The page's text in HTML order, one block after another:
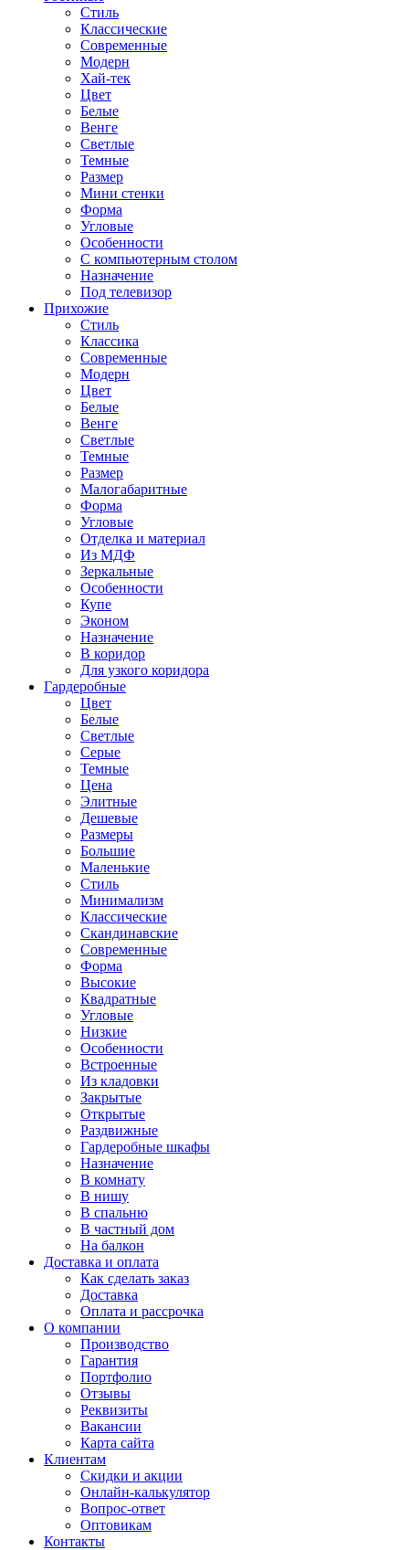
Стиль
Классические
Современные
Модерн
Хай-тек
Цвет
Белые
Венге
Светлые
Темные
Размер
Мини стенки
Форма
Угловые
Особенности
С компьютерным столом
Назначение
Под телевизор
Прихожие
Стиль
Классика
Современные
Модерн
Цвет
Белые
Венге
Светлые
Темные
Размер
Малогабаритные
Форма
Угловые
Отделка и материал
Из МДФ
Зеркальные
Особенности
Купе
Эконом
Назначение
В коридор
Для узкого коридора
Гардеробные
Цвет
Белые
Светлые
Серые
Темные
Цена
Элитные
Дешевые
Размеры
Большие
Маленькие
Стиль
Минимализм
Классические
Скандинавские
Современные
Форма
Высокие
Квадратные
Угловые
Низкие
Особенности
Встроенные
Из кладовки
Закрытые
Открытые
Раздвижные
Гардеробные шкафы
Назначение
В комнату
В нишу
В спальню
В частный дом
На балкон
Доставка и оплата
Как сделать заказ
Доставка
Оплата и рассрочка
О компании
Производство
Гарантия
Портфолио
Отзывы
Реквизиты
Вакансии
Карта сайта
Клиентам
Скидки и акции
Онлайн-калькулятор
Вопрос-ответ
Оптовикам
Контакты